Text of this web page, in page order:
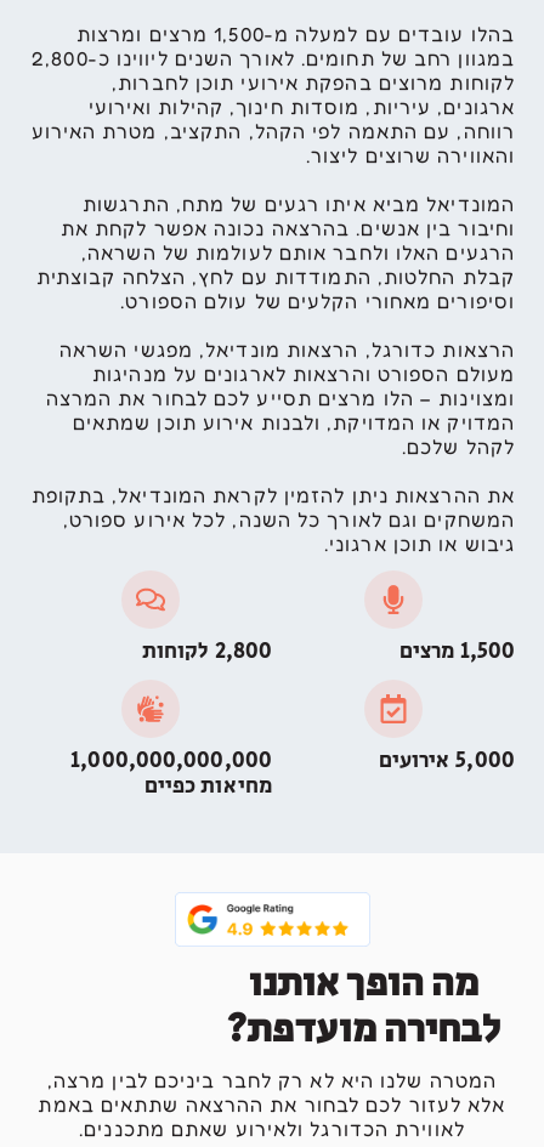
בהלו עובדים עם למעלה מ-1,500 מרצים ומרצות
במגוון רחב של תחומים. לאורך השנים ליווינו כ-2,800
לקוחות מרוצים בהפקת אירועי תוכן לחברות,
ארגונים, עיריות, מוסדות חינוך, קהילות ואירועי
רווחה, עם התאמה לפי הקהל, התקציב, מטרת האירוע
והאווירה שרוצים ליצור.
המונדיאל מביא איתו רגעים של מתח, התרגשות
וחיבור בין אנשים. בהרצאה נכונה אפשר לקחת את
הרגעים האלו ולחבר אותם לעולמות של השראה,
קבלת החלטות, התמודדות עם לחץ, הצלחה קבוצתית
וסיפורים מאחורי הקלעים של עולם הספורט.
הרצאות כדורגל, הרצאות מונדיאל, מפגשי השראה
מעולם הספורט והרצאות לארגונים על מנהיגות
ומצוינות – הלו מרצים תסייע לכם לבחור את המרצה
המדויק או המדויקת, ולבנות אירוע תוכן שמתאים
לקהל שלכם.
את ההרצאות ניתן להזמין לקראת המונדיאל, בתקופת
המשחקים וגם לאורך כל השנה, לכל אירוע ספורט,
גיבוש או תוכן ארגוני.
1,500 מרצים 2,800 לקוחות
5,000 אירועים
1,000,000,000,000
מחיאות כפיים
מה הופך אותנו
לבחירה מועדפת?
המטרה שלנו היא לא רק לחבר ביניכם לבין מרצה,
אלא לעזור לכם לבחור את ההרצאה שתתאים באמת
לאווירת הכדורגל ולאירוע שאתם מתכננים.